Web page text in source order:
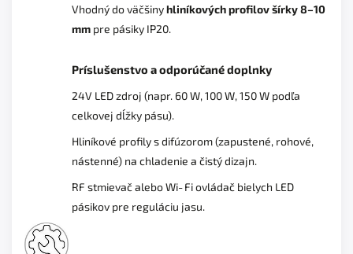
Vhodný do väčšinyhliníkových profilov šírky 8–10
mm pre pásiky IP20.
Príslušenstvo a odporúčané doplnky
24V LED zdroj (napr. 60 W, 100 W, 150 W podľa
celkovej dĺžky pásu).
Hliníkové profily s difúzorom (zapustené, rohové,
nástenné) na chladenie a čistý dizajn.
RF stmievač alebo Wi‑Fi ovládač bielych LED
pásikov pre reguláciu jasu.